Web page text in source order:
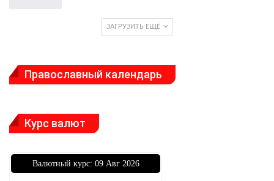
ЗАГРУЗИТЬ ЕЩЁ
Православный календарь
Курс валют
Bалютный курс: 09 Авг 2026